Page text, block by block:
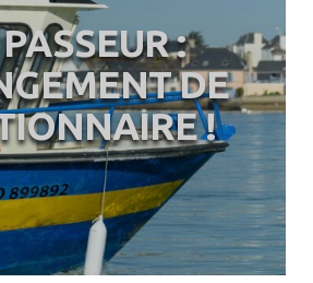
:
DE
!